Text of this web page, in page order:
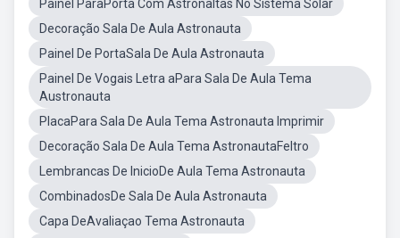
Painel ParaPorta Com Astronaltas No Sistema Solar
Decoração Sala De Aula Astronauta
Painel De PortaSala De Aula Astronauta
Painel De Vogais Letra aPara Sala De Aula Tema
Austronauta
PlacaPara Sala De Aula Tema Astronauta Imprimir
Decoração Sala De Aula Tema AstronautaFeltro
Lembrancas De InicioDe Aula Tema Astronauta
CombinadosDe Sala De Aula Astronauta
Capa DeAvaliaçao Tema Astronauta